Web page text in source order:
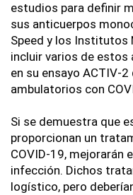
estudios para definir
sus anticuerpos
Speed ​​y los Institutos
incluir varios de
en su ensayo ACTIV-
ambulatorios con
Si se demuestra que
proporcionan un
COVID-19, mejorarán
infección. Dichos
logístico, pero